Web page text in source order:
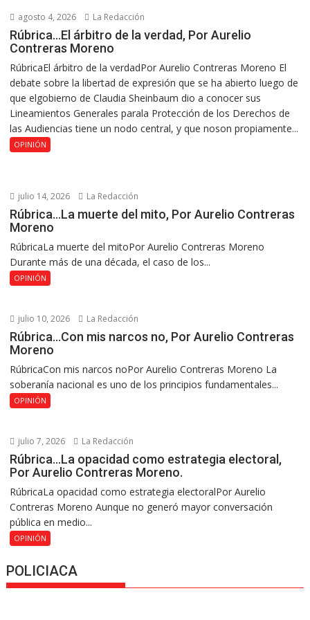
agosto 4, 2026 La Redacción
Rúbrica…El árbitro de la verdad, Por Aurelio
Contreras Moreno
RúbricaEl árbitro de la verdadPor Aurelio Contreras Moreno El
debate sobre la libertad de expresión que se ha abierto luego de
que elgobierno de Claudia Sheinbaum dio a conocer sus
Lineamientos Generales parala Protección de los Derechos de
las Audiencias tiene un nodo central, y que noson propiamente...
OPINIÓN
julio 14, 2026 La Redacción
Rúbrica…La muerte del mito, Por Aurelio Contreras
Moreno
RúbricaLa muerte del mitoPor Aurelio Contreras Moreno
Durante más de una década, el caso de los...
OPINIÓN
julio 10, 2026 La Redacción
Rúbrica…Con mis narcos no, Por Aurelio Contreras
Moreno
RúbricaCon mis narcos noPor Aurelio Contreras Moreno La
soberanía nacional es uno de los principios fundamentales...
OPINIÓN
julio 7, 2026 La Redacción
Rúbrica…La opacidad como estrategia electoral,
Por Aurelio Contreras Moreno.
RúbricaLa opacidad como estrategia electoralPor Aurelio
Contreras Moreno Aunque no generó mayor conversación
pública en medio...
OPINIÓN
POLICIACA